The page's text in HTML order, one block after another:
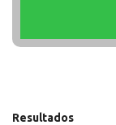
Resultados